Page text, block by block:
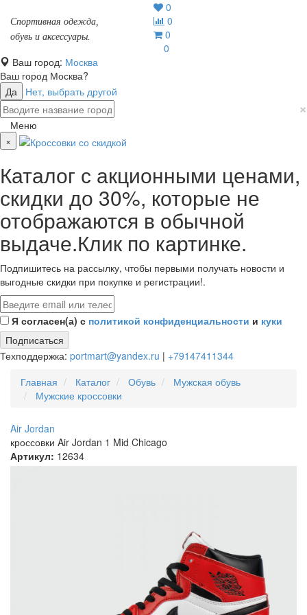
Спортивная одежда,
обувь и аксессуары.
0
0
0
0
Ваш город: Москва
Ваш город Москва?
Да
Нет, выбрать другой
×
Меню
×
Каталог с акционными ценами,
скидки до 30%, которые не
отображаются в обычной
выдаче.Клик по картинке.
Подпишитесь на рассылку, чтобы первыми получать новости и
выгодные скидки при покупке и регистрации!.
Я согласен(а) с политикой конфиденциальности и куки
Подписаться
Техподдержка: portmart@yandex.ru | +79147411344
Главная
Каталог Обувь
Мужская обувь
Мужские кроссовки
Air Jordan
кроссовки Air Jordan 1 Mid Chicago
Артикул: 12634